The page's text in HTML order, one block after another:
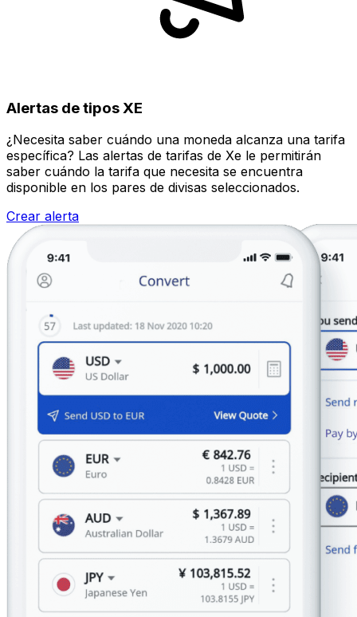
Alertas de tipos XE
¿Necesita saber cuándo una moneda alcanza una tarifa
específica? Las alertas de tarifas de Xe le permitirán
saber cuándo la tarifa que necesita se encuentra
disponible en los pares de divisas seleccionados.
Crear alerta